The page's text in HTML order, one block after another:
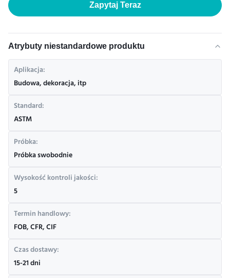
Zapytaj Teraz
Atrybuty niestandardowe produktu
Aplikacja:
Budowa, dekoracja, itp
Standard:
ASTM
Próbka:
Próbka swobodnie
Wysokość kontroli jakości:
5
Termin handlowy:
FOB, CFR, CIF
Czas dostawy:
15-21 dni